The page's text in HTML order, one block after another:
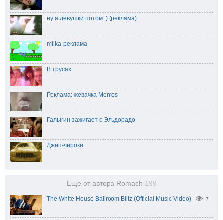
ну а девушки потом :) (реклама)
milka-реклама
В трусах
Реклама: жевачка Mentos
Галыгин зажигает с Эльдорадо
Джип-чироки
Еще от автора Romach 199
The White House Ballroom Blitz (Official Music Video) 7